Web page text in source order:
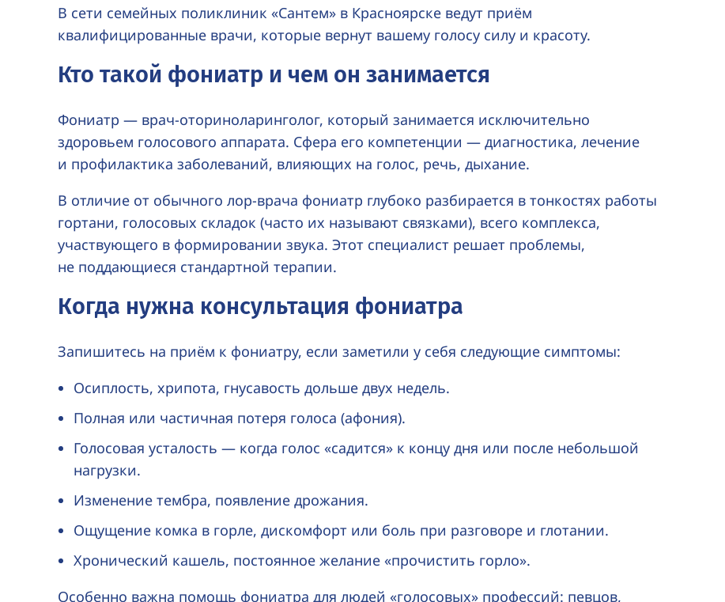
В сети семейных поликлиник «Сантем» в Красноярске ведут приём
квалифицированные врачи, которые вернут вашему голосу силу и красоту.
Кто такой фониатр и чем он занимается
Фониатр — врач-оториноларинголог, который занимается исключительно
здоровьем голосового аппарата. Сфера его компетенции — диагностика, лечение
и профилактика заболеваний, влияющих на голос, речь, дыхание.
В отличие от обычного лор-врача фониатр глубоко разбирается в тонкостях работы
гортани, голосовых складок (часто их называют связками), всего комплекса,
участвующего в формировании звука. Этот специалист решает проблемы,
не поддающиеся стандартной терапии.
Когда нужна консультация фониатра
Запишитесь на приём к фониатру, если заметили у себя следующие симптомы:
Осиплость, хрипота, гнусавость дольше двух недель.
Полная или частичная потеря голоса (афония).
Голосовая усталость — когда голос «садится» к концу дня или после небольшой
нагрузки.
Изменение тембра, появление дрожания.
Ощущение комка в горле, дискомфорт или боль при разговоре и глотании.
Хронический кашель, постоянное желание «прочистить горло».
Особенно важна помощь фониатра для людей «голосовых» профессий: певцов,